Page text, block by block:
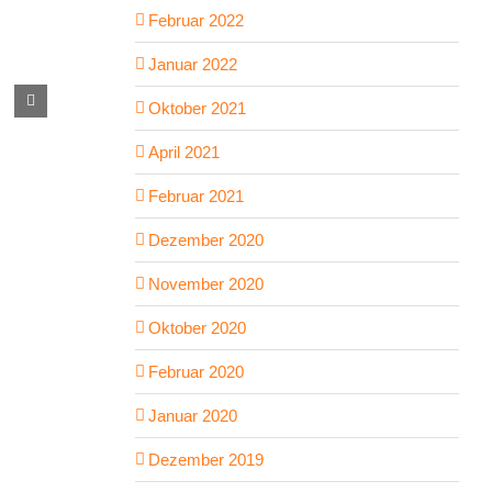
Support your locals
Februar 10th, 2023 | 0 Kommentare Dezember
Februar 2022
Januar 2022
Oktober 2021
April 2021
Februar 2021
Dezember 2020
November 2020
Oktober 2020
Februar 2020
Januar 2020
Dezember 2019